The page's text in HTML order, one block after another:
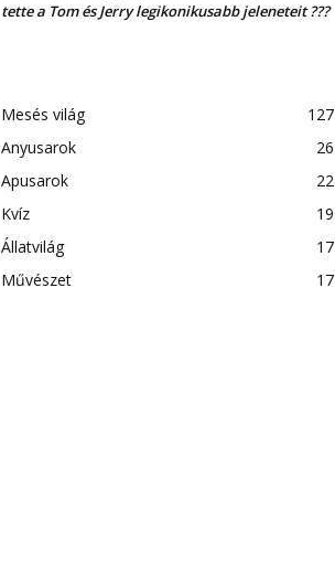
tette a Tom és Jerry legikonikusabb jeleneteit ???
Mesés világ
127
Anyusarok
26
Apusarok
22
Kvíz
19
Állatvilág
17
Művészet
17